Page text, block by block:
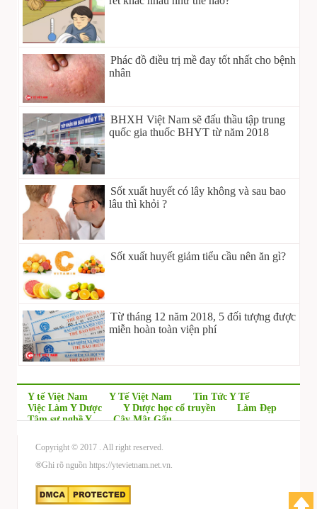
Phác đồ điều trị mề đay tốt nhất cho bệnh
nhân
BHXH Việt Nam sẽ đấu thầu tập trung
quốc gia thuốc BHYT từ năm 2018
Sốt xuất huyết có lây không và sau bao
lâu thì khỏi ?
Sốt xuất huyết giảm tiểu cầu nên ăn gì?
Từ tháng 12 năm 2018, 5 đối tượng được
miễn hoàn toàn viện phí
Y tế Việt Nam Y Tế Việt Nam
Tin Tức Y Tế
Việc Làm Y Dược
Y Dược học cổ truyền
Làm Đẹp
Tâm sự nghề Y
Cây Mật Gấu
Copyright © 2017 . All right reserved.
®Ghi rõ nguồn https://ytevietnam.net.vn.